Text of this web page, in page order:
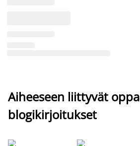
Aiheeseen liittyvät
blogikirjoitukset